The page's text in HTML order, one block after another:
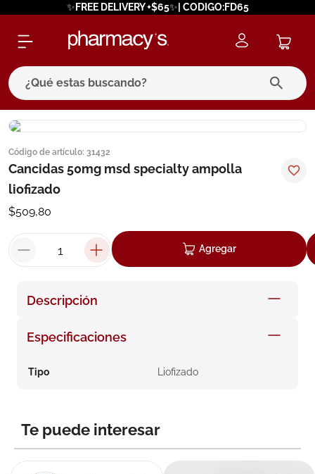
✨FREE DELIVERY +$65✨| CODIGO:FD65
¿Qué estas buscando?
Código de artículo: 31432
Cancidas 50mg msd specialty ampolla
liofizado
$509,80
Agregar
Descripción
Especificaciones
Tipo Liofizado
Te puede interesar
términos más buscados
1. eucerin
.
cerave
7. isdin
roche posay
10.pañales